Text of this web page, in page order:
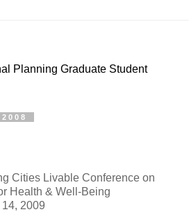
Planning Graduate Student
Cities Livable Conference on
Health & Well-Being
2009